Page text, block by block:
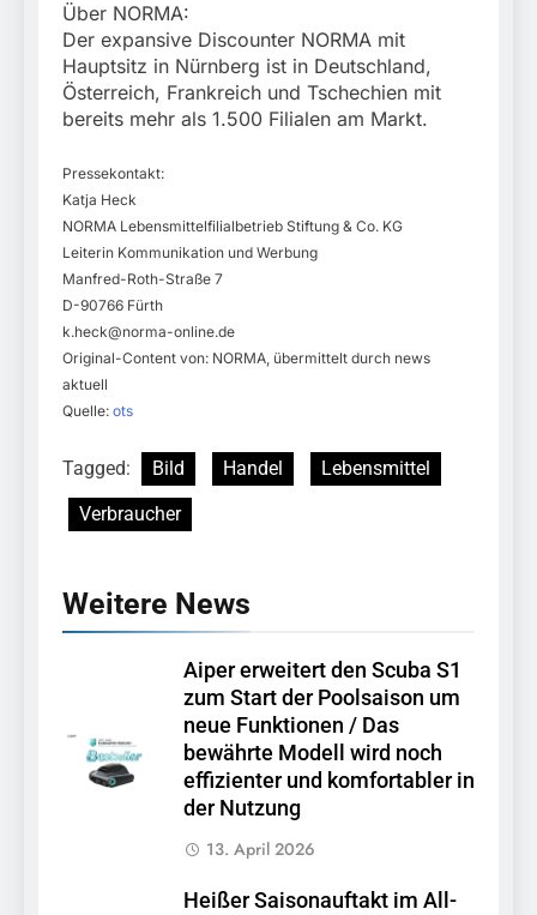
Über NORMA:
Der expansive Discounter NORMA mit
Hauptsitz in Nürnberg ist in Deutschland,
Österreich, Frankreich und Tschechien mit
bereits mehr als 1.500 Filialen am Markt.
Pressekontakt:
Katja Heck
NORMA Lebensmittelfilialbetrieb Stiftung & Co. KG
Leiterin Kommunikation und Werbung
Manfred-Roth-Straße 7
D-90766 Fürth
k.heck@norma-online.de
Original-Content von: NORMA, übermittelt durch news
aktuell
Quelle: ots
Tagged: Bild Handel
Lebensmittel
Verbraucher
Weitere News
Aiper erweitert den Scuba S1
zum Start der Poolsaison um
neue Funktionen / Das
bewährte Modell wird noch
effizienter und komfortabler in
der Nutzung
13. April 2026
Heißer Saisonauftakt im All-